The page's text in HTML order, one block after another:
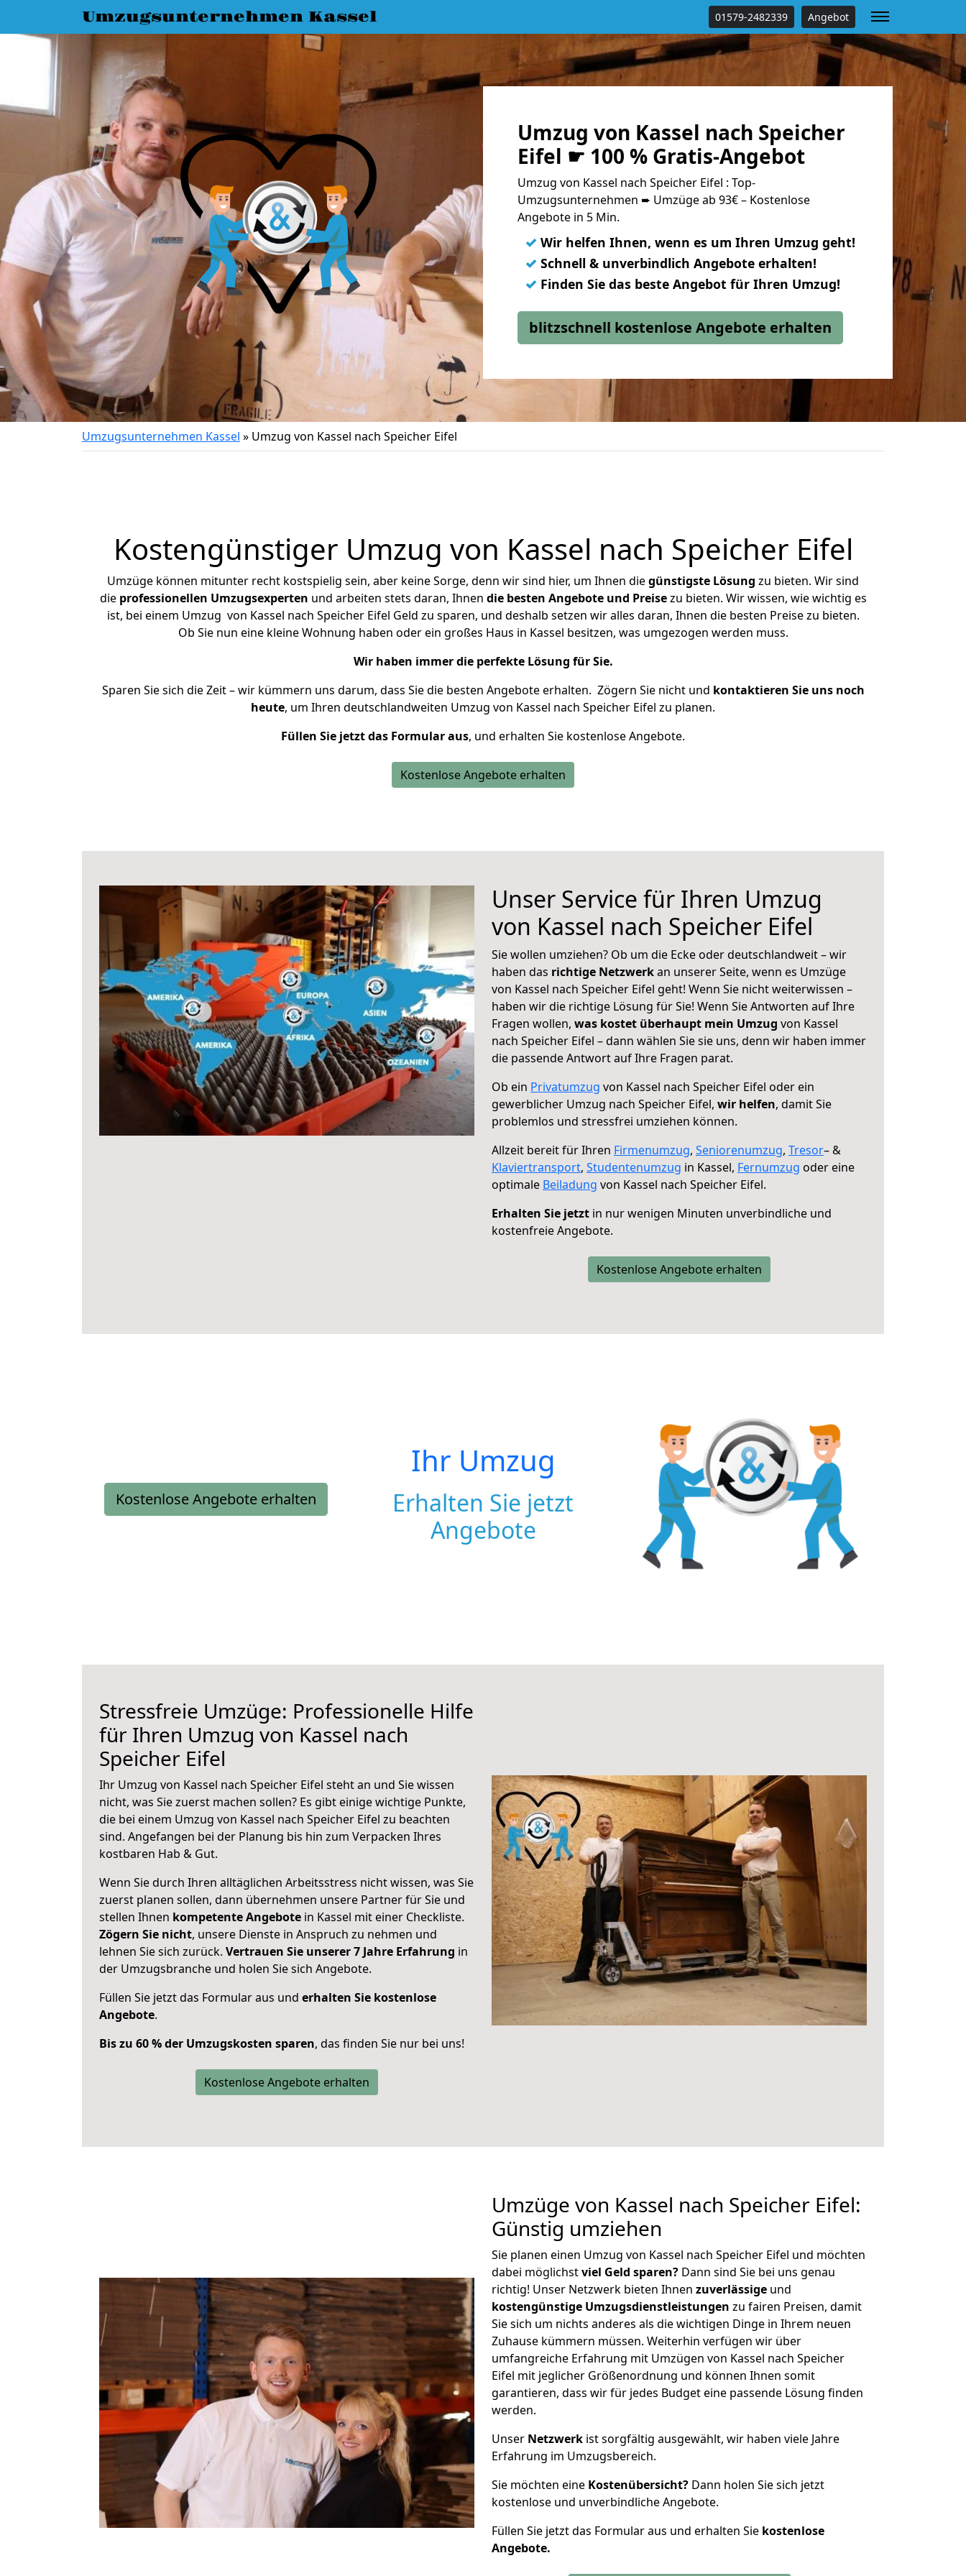
Umzugsunternehmen Kassel 01579-2482339 Angebot
Umzug von Kassel nach Speicher
Eifel ☛ 100 % Gratis-Angebot
Umzug von Kassel nach Speicher Eifel : Top-
Umzugsunternehmen ➨ Umzüge ab 93€ – Kostenlose
Angebote in 5 Min.
✓ Wir helfen Ihnen, wenn es um Ihren Umzug geht!
✓ Schnell & unverbindlich Angebote erhalten!
✓ Finden Sie das beste Angebot für Ihren Umzug!
blitzschnell kostenlose Angebote erhalten
Umzugsunternehmen Kassel » Umzug von Kassel nach Speicher Eifel
Kostengünstiger Umzug von Kassel nach Speicher Eifel
Umzüge können mitunter recht kostspielig sein, aber keine Sorge, denn wir sind hier, um Ihnen diegünstigste Lösung zu bieten. Wir sind
die professionellen Umzugsexperten und arbeiten stets daran, Ihnen die besten Angebote und Preisezu bieten. Wir wissen, wie wichtig es
ist, bei einem Umzug von Kassel nach Speicher Eifel Geld zu sparen, und deshalb setzen wir alles daran, Ihnen die besten Preise zu bieten.
Ob Sie nun eine kleine Wohnung haben oder ein großes Haus in Kassel besitzen, was umgezogen werden muss.
Wir haben immer die perfekte Lösung für Sie.
Sparen Sie sich die Zeit – wir kümmern uns darum, dass Sie die besten Angebote erhalten. Zögern Sie nicht und kontaktieren Sie uns noch
heute, um Ihren deutschlandweiten Umzug von Kassel nach Speicher Eifel zu planen.
Füllen Sie jetzt das Formular aus, und erhalten Sie kostenlose Angebote.
Kostenlose Angebote erhalten
Unser Service für Ihren Umzug
von Kassel nach Speicher Eifel
Sie wollen umziehen? Ob um die Ecke oder deutschlandweit – wir
haben das richtige Netzwerkan unserer Seite, wenn es Umzüge
von Kassel nach Speicher Eifel geht! Wenn Sie nicht weiterwissen –
haben wir die richtige Lösung für Sie! Wenn Sie Antworten auf Ihre
Fragen wollen, was kostet überhaupt mein Umzug von Kassel
nach Speicher Eifel – dann wählen Sie sie uns, denn wir haben immer
die passende Antwort auf Ihre Fragen parat.
Ob ein Privatumzug von Kassel nach Speicher Eifel oder ein
gewerblicher Umzug nach Speicher Eifel, wir helfen, damit Sie
problemlos und stressfrei umziehen können.
Allzeit bereit für Ihren Firmenumzug, Seniorenumzug, Tresor– &
Klaviertransport, Studentenumzug in Kassel, Fernumzug oder eine
optimale Beiladung von Kassel nach Speicher Eifel.
Erhalten Sie jetzt in nur wenigen Minuten unverbindliche und
kostenfreie Angebote.
Kostenlose Angebote erhalten
Kostenlose Angebote erhalten
Ihr Umzug
Erhalten Sie jetzt
Angebote
Stressfreie Umzüge: Professionelle Hilfe
für Ihren Umzug von Kassel nach
Speicher Eifel
Ihr Umzug von Kassel nach Speicher Eifel steht an und Sie wissen
nicht, was Sie zuerst machen sollen? Es gibt einige wichtige Punkte,
die bei einem Umzug von Kassel nach Speicher Eifel zu beachten
sind. Angefangen bei der Planung bis hin zum Verpacken Ihres
kostbaren Hab & Gut.
Wenn Sie durch Ihren alltäglichen Arbeitsstress nicht wissen, was Sie
zuerst planen sollen, dann übernehmen unsere Partner für Sie und
stellen Ihnen kompetente Angebote in Kassel mit einer Checkliste.
Zögern Sie nicht, unsere Dienste in Anspruch zu nehmen und
lehnen Sie sich zurück. Vertrauen Sie unserer 7 Jahre Erfahrung in
der Umzugsbranche und holen Sie sich Angebote.
Füllen Sie jetzt das Formular aus und erhalten Sie kostenlose
Angebote.
Bis zu 60 % der Umzugskosten sparen, das finden Sie nur bei uns!
Kostenlose Angebote erhalten
Umzüge von Kassel nach Speicher Eifel:
Günstig umziehen
Sie planen einen Umzug von Kassel nach Speicher Eifel und möchten
dabei möglichstviel Geld sparen? Dann sind Sie bei uns genau
richtig! Unser Netzwerk bieten Ihnen zuverlässige und
kostengünstige Umzugsdienstleistungen zu fairen Preisen, damit
Sie sich um nichts anderes als die wichtigen Dinge in Ihrem neuen
Zuhause kümmern müssen. Weiterhin verfügen wir über
umfangreiche Erfahrung mit Umzügen von Kassel nach Speicher
Eifel mit jeglicher Größenordnung und können Ihnen somit
garantieren, dass wir für jedes Budget eine passende Lösung finden
werden.
Unser Netzwerk ist sorgfältig ausgewählt, wir haben viele Jahre
Erfahrung im Umzugsbereich.
Sie möchten eine Kostenübersicht? Dann holen Sie sich jetzt
kostenlose und unverbindliche Angebote.
Füllen Sie jetzt das Formular aus und erhalten Sie kostenlose
Angebote.